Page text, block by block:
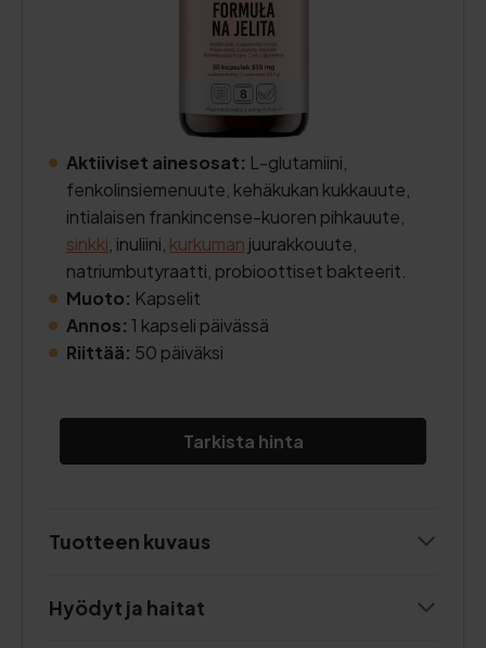
Aktiiviset ainesosat: L-glutamiini,
fenkolinsiemenuute, kehäkukan kukkauute,
intialaisen frankincense-kuoren pihkauute,
sinkki , inuliini, kurkuman juurakkouute,
natriumbutyraatti, probioottiset bakteerit.
Muoto: Kapselit
Annos: 1 kapseli päivässä
Riittää: 50 päiväksi
Tarkista hinta
Tuotteen kuvaus
Hyödyt ja haitat